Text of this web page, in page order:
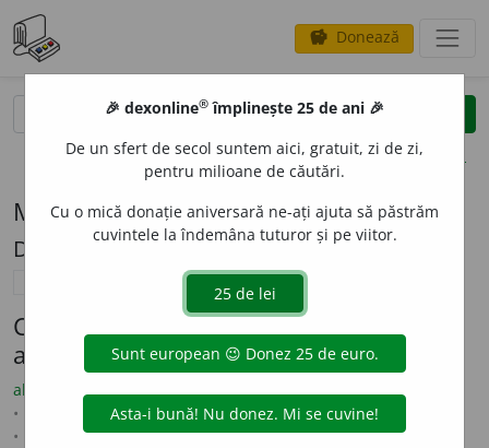
savings Donează
opțiuni
Modelul de flexiune I2 (termen biologic)
Descriere: termen biologic
Cuvinte care se flexionează conform
acestui model (maximum 100 afișate)
abietina abortivum absinthium abyssinicus
acinosa acris adscendens
aegopodium
agropyrum
agrostemma ahtynum alliaria
🎉 dexonline® împlinește 25 de ani 🎉
De un sfert de secol suntem aici, gratuit, zi de zi,
pentru milioane de căutări.
Cu o mică donație aniversară ne-ați ajuta să păstrăm
cuvintele la îndemâna tuturor și pe viitor.